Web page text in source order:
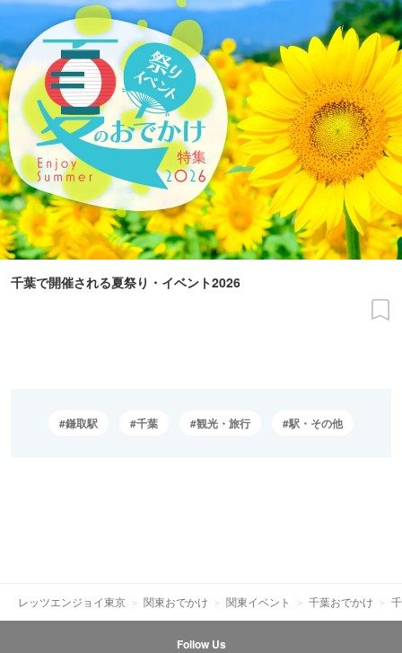
千葉で開催される夏祭り・イベント2026
鎌取駅 千葉 観光・旅行 駅・その他
レッツエンジョイ東京 関東おでかけ 関東イベント 千葉おでかけ
Follow Us